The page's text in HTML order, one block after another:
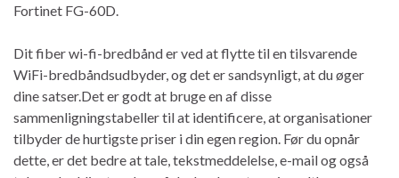
Fortinet FG-60D.
Dit fiber wi-fi-bredbånd er ved at flytte til en tilsvarende
WiFi-bredbåndsudbyder, og det er sandsynligt, at du øger
dine satser.Det er godt at bruge en af ​​disse
sammenligningstabeller til at identificere, at organisationer
tilbyder de hurtigste priser i din egen region. Før du opnår
dette, er det bedre at tale, tekstmeddelelse, e-mail og også